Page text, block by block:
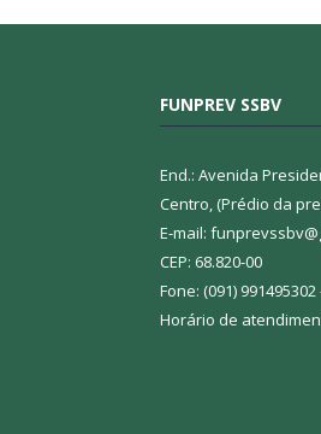
FUNPREV SSBV
End.: Avenida
Centro, (Prédio da
E-mail:
CEP: 68.820-00
Fone: (091) 991495302
Horário de